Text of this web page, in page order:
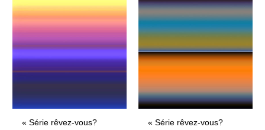
« Série rêvez-vous?
de
prix :
410€
1000€
« Série rêvez-vous?
de
prix :
410€
à
1000€